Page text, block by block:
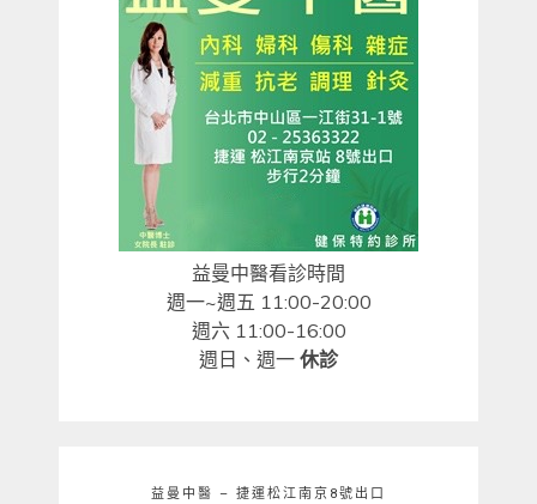
益曼中醫看診時間
週一~週五 11:00-20:00
週六 11:00-16:00
週日、週一 休診
益曼中醫 – 捷運松江南京8號出口